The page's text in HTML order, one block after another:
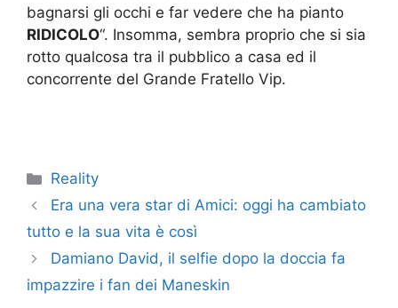
bagnarsi gli occhi e far vedere che ha pianto
RIDICOLO“. Insomma, sembra proprio che si sia
rotto qualcosa tra il pubblico a casa ed il
concorrente del Grande Fratello Vip.
Categorie
Reality
Era una vera star di Amici: oggi ha cambiato
tutto e la sua vita è così
Damiano David, il selfie dopo la doccia fa
impazzire i fan dei Maneskin